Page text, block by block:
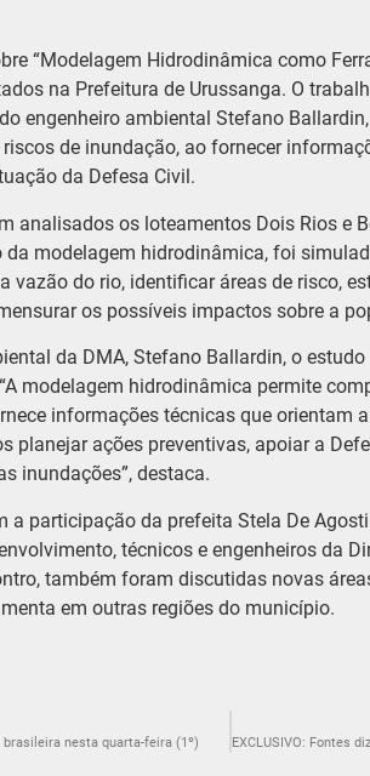
“Modelagem Hidrodinâmica como
na Prefeitura de Urussanga. O
engenheiro ambiental Stefano
de inundação, ao fornecer
da Defesa Civil.
analisados os loteamentos Dois Rios e
da modelagem hidrodinâmica, foi
vazão do rio, identificar áreas de risco,
os possíveis impactos sobre a
da DMA, Stefano Ballardin, o
modelagem hidrodinâmica permite
informações técnicas que orientam
planejar ações preventivas, apoiar a
inundações”, destaca.
a participação da prefeita Stela De
técnicos e engenheiros da
também foram discutidas novas
em outras regiões do município.
nesta quarta-feira (1º)